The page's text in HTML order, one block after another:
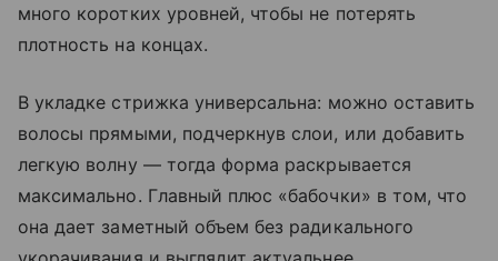
много коротких уровней, чтобы не потерять
плотность на концах.
В укладке стрижка универсальна: можно оставить
волосы прямыми, подчеркнув слои, или добавить
легкую волну — тогда форма раскрывается
максимально. Главный плюс «бабочки» в том, что
она дает заметный объем без радикального